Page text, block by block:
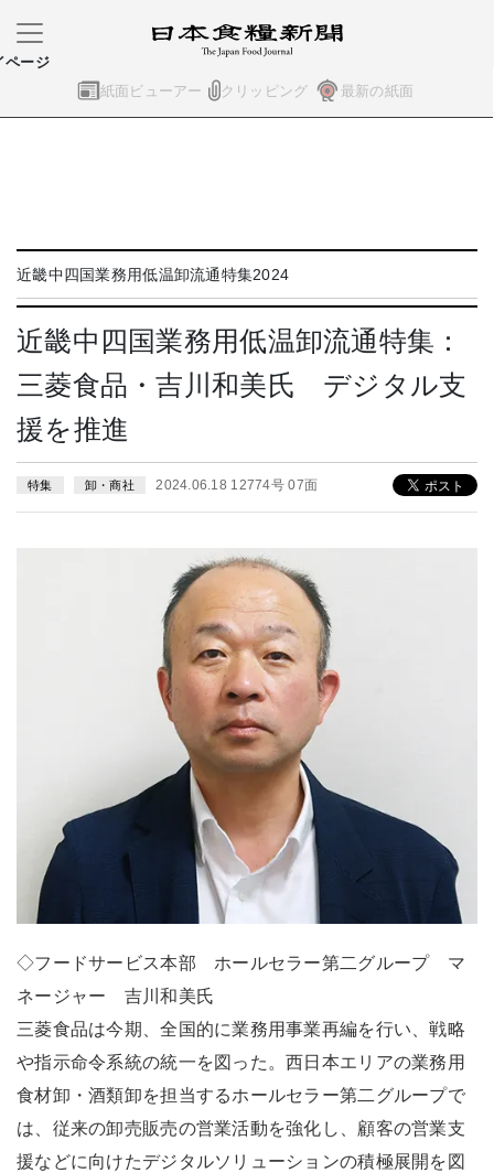
紙面ビューアー クリッピング 最新の紙面
ページ
近畿中四国業務用低温卸流通特集2024
近畿中四国業務用低温卸流通特集：
三菱食品・吉川和美氏 デジタル支
援を推進
特集 卸・商社 2024.06.18 12774号 07面
◇フードサービス本部 ホールセラー第二グループ マ
ネージャー 吉川和美氏
三菱食品は今期、全国的に業務用事業再編を行い、戦略
や指示命令系統の統一を図った。西日本エリアの業務用
食材卸・酒類卸を担当するホールセラー第二グループで
は、従来の卸売販売の営業活動を強化し、顧客の営業支
援などに向けたデジタルソリューションの積極展開を図